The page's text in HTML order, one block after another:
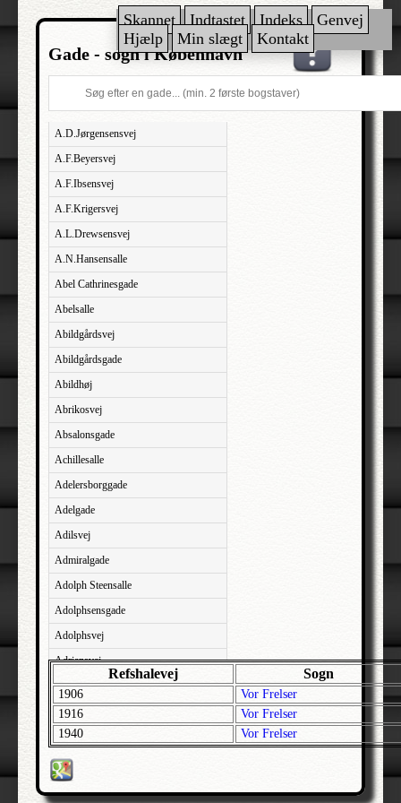
Skannet Indtastet Indeks
Genvej
Hjælp
Min slægt Kontakt
Gade - sogn i København
A.D.Jørgensensvej
A.F.Beyersvej
A.F.Ibsensvej
A.F.Krigersvej
A.L.Drewsensvej
A.N.Hansensalle
Abel Cathrinesgade
Abelsalle
Abildgårdsvej
Abildgårdsgade
Abildhøj
Abrikosvej
Absalonsgade
Achillesalle
Adelersborggade
Adelgade
Adilsvej
Admiralgade
Adolph Steensalle
Adolphsensgade
Adolphsvej
Adriansvej
Aftenbakken
Agavevej
Agerlandsvej
Agermosen
Refshalevej Sogn
1906
Vor Frelser
1916
Vor Frelser
1940
Vor Frelser